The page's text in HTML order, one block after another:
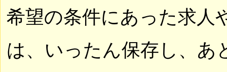
希望の条件にあった求人
は、いったん保存し、あ